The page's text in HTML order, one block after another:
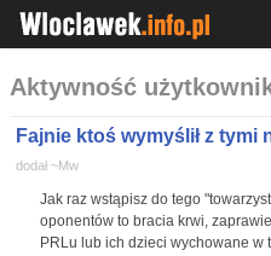
Aktywność
Fajnie ktoś wymyślił z tymi
dodał ~Mw
Jak raz wstąpisz do tego
oponentów to bracia krwi,
PRLu lub ich dzieci wychowane w